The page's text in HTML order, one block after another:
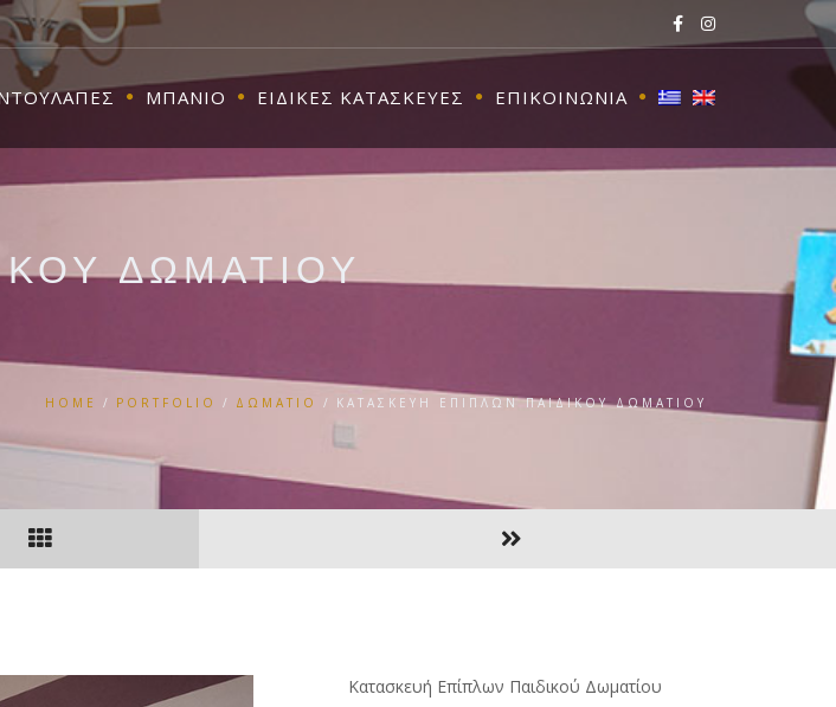
ΜΠΑΝΙΟ ΕΙΔΙΚΕΣ ΚΑΤΑΣΚΕΥΕΣ ΕΠΙΚΟΙΝΩΝΙΑ
ΔΩΜΑΤΙΟΥ
HOME PORTFOLIO ΔΩΜΑΤΙΟ ΚΑΤΑΣΚΕΥΗ ΕΠΙΠΛΩΝ ΠΑΙΔΙΚΟΥ ΔΩΜΑΤΙΟΥ
Κατασκευή Επίπλων Παιδικού Δωματίου